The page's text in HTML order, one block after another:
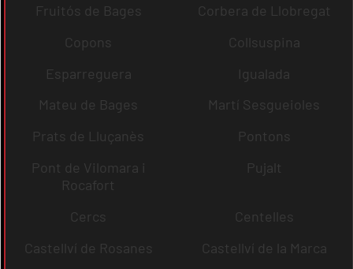
Fruitós de Bages
Corbera de Llobregat
Copons
Collsuspina
Esparreguera
Igualada
Mateu de Bages
Martí Sesgueioles
Prats de Lluçanès
Pontons
Pont de Vilomara i
Rocafort
Pujalt
Cercs
Centelles
Castellví de Rosanes
Castellví de la Marca